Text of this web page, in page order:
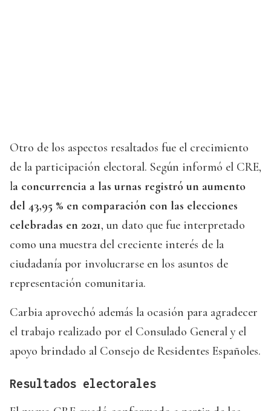
Otro de los aspectos resaltados fue el crecimiento
de la participación electoral. Según informó el CRE,
la concurrencia a las urnas registró un aumento
del 43,95 % en comparación con las elecciones
celebradas en 2021, un dato que fue interpretado
como una muestra del creciente interés de la
ciudadanía por involucrarse en los asuntos de
representación comunitaria.
Carbia aprovechó además la ocasión para agradecer
el trabajo realizado por el Consulado General y el
apoyo brindado al Consejo de Residentes Españoles.
Resultados electorales